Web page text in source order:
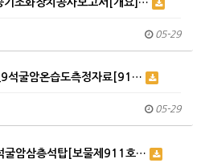
조화장치공사보고서[개요]…
05-29
석굴암온습도측정자료[91…
05-29
암삼층석탑[보물제911호…